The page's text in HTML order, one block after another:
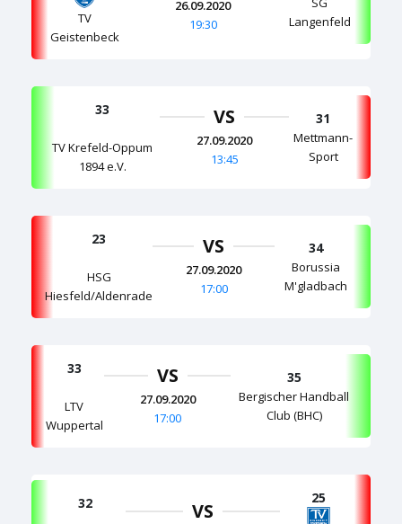
TV
Geistenbeck
26.09.2020
19:30
Langenfeld
33
TV Krefeld-Oppum
1894 e.V.
VS
27.09.2020
13:45
31
Mettmann-
Sport
23
HSG
Hiesfeld/Aldenrade
VS
27.09.2020
17:00
34
Borussia
M'gladbach
33
LTV
Wuppertal
VS
27.09.2020
17:00
35
Bergischer Handball
Club (BHC)
32 VS
25